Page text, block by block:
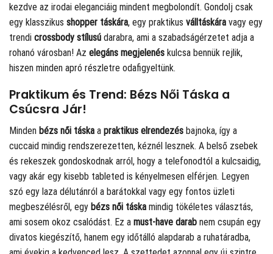
kezdve az irodai eleganciáig mindent megbolondít. Gondolj csak
egy klasszikus shopper táskára, egy praktikus válltáskára vagy egy
trendi crossbody stílusú darabra, ami a szabadságérzetet adja a
rohanó városban! Az elegáns megjelenés kulcsa bennük rejlik,
hiszen minden apró részletre odafigyeltünk.
Praktikum és Trend: Bézs Női Táska a
Csúcsra Jár!
Minden bézs női táska a praktikus elrendezés bajnoka, így a
cuccaid mindig rendszerezetten, kéznél lesznek. A belső zsebek
és rekeszek gondoskodnak arról, hogy a telefonodtól a kulcsaidig,
vagy akár egy kisebb tableted is kényelmesen elférjen. Legyen
szó egy laza délutánról a barátokkal vagy egy fontos üzleti
megbeszélésről, egy bézs női táska mindig tökéletes választás,
ami sosem okoz csalódást. Ez a must-have darab nem csupán egy
divatos kiegészítő, hanem egy időtálló alapdarab a ruhatáradba,